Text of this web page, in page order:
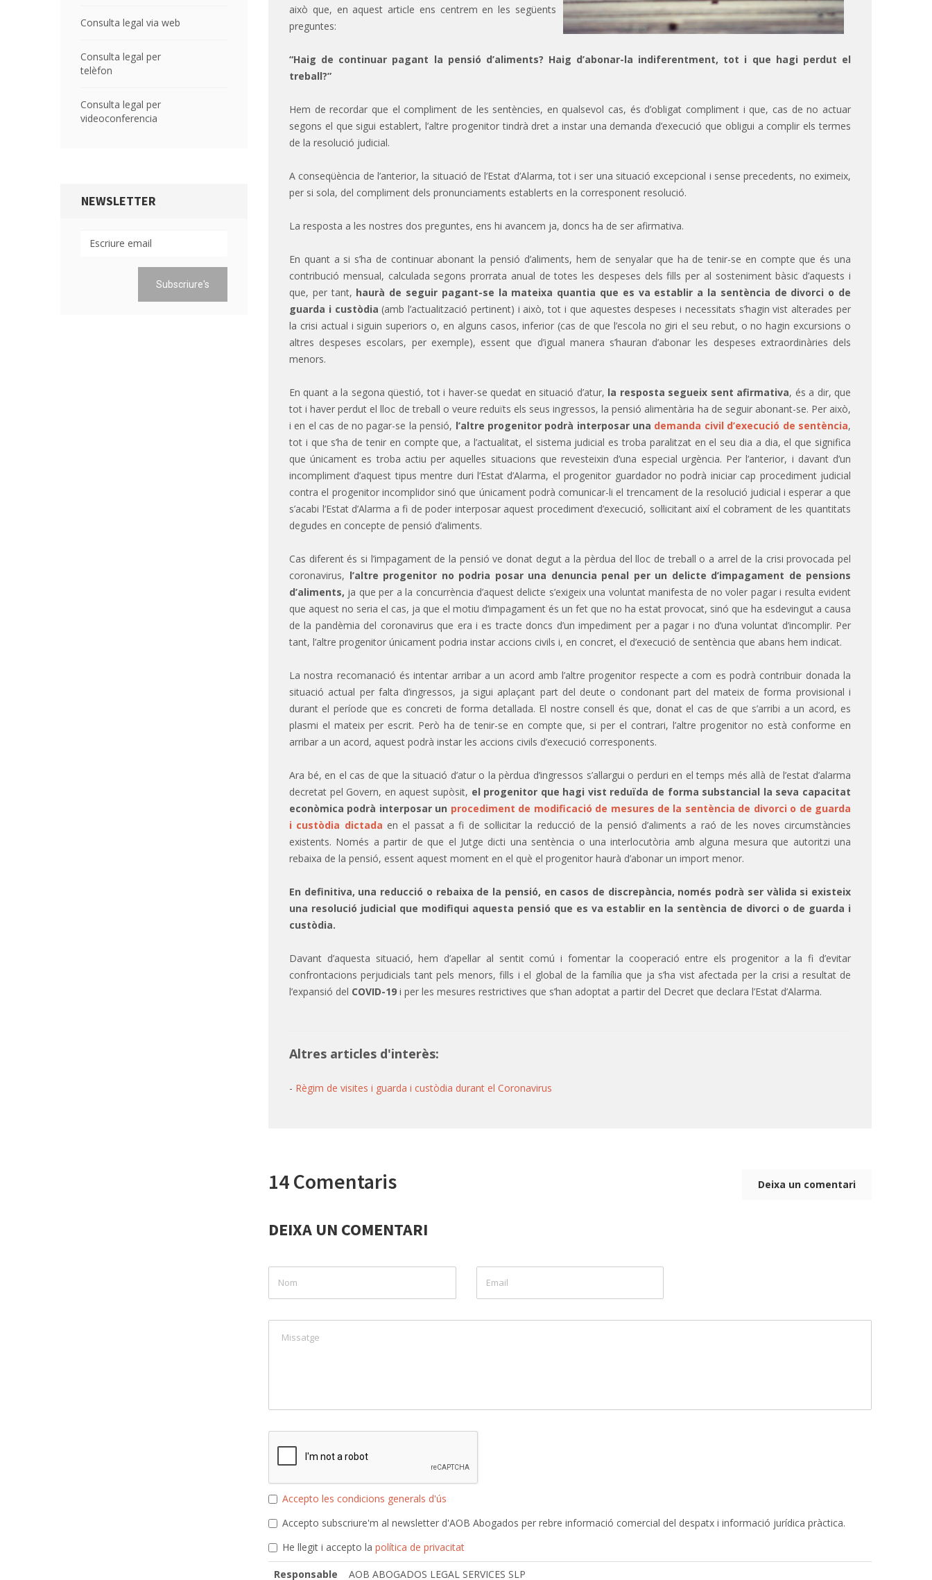
això que, en aquest article ens centrem en les següents
preguntes:
“Haig de continuar pagant la pensió d’aliments? Haig d’abonar-la indiferentment, tot i que hagi perdut el
treball?”
Hem de recordar que el compliment de les sentències, en qualsevol cas, és d’obligat compliment i que, cas de no actuar
segons el que sigui establert, l’altre progenitor tindrà dret a instar una demanda d’execució que obligui a complir els termes
de la resolució judicial.
A conseqüència de l’anterior, la situació de l’Estat d’Alarma, tot i ser una situació excepcional i sense precedents, no eximeix,
per si sola, del compliment dels pronunciaments establerts en la corresponent resolució.
La resposta a les nostres dos preguntes, ens hi avancem ja, doncs ha de ser afirmativa.
En quant a si s’ha de continuar abonant la pensió d’aliments, hem de senyalar que ha de tenir-se en compte que és una
contribució mensual, calculada segons prorrata anual de totes les despeses dels fills per al sosteniment bàsic d’aquests i
que, per tant, haurà de seguir pagant-se la mateixa quantia que es va establir a la sentència de divorci o de
guarda i custòdia (amb l’actualització pertinent) i això, tot i que aquestes despeses i necessitats s’hagin vist alterades per
la crisi actual i siguin superiors o, en alguns casos, inferior (cas de que l’escola no giri el seu rebut, o no hagin excursions o
altres despeses escolars, per exemple), essent que d’igual manera s’hauran d’abonar les despeses extraordinàries dels
menors.
En quant a la segona qüestió, tot i haver-se quedat en situació d’atur, la resposta segueix sent afirmativa, és a dir, que
tot i haver perdut el lloc de treball o veure reduïts els seus ingressos, la pensió alimentària ha de seguir abonant-se. Per això,
i en el cas de no pagar-se la pensió, l’altre progenitor podrà interposar una demanda civil d’execució de sentència,
tot i que s’ha de tenir en compte que, a l’actualitat, el sistema judicial es troba paralitzat en el seu dia a dia, el que significa
que únicament es troba actiu per aquelles situacions que revesteixin d’una especial urgència. Per l’anterior, i davant d’un
incompliment d’aquest tipus mentre duri l’Estat d’Alarma, el progenitor guardador no podrà iniciar cap procediment judicial
contra el progenitor incomplidor sinó que únicament podrà comunicar-li el trencament de la resolució judicial i esperar a que
s’acabi l’Estat d’Alarma a fi de poder interposar aquest procediment d’execució, sol·licitant així el cobrament de les quantitats
degudes en concepte de pensió d’aliments.
Cas diferent és si l’impagament de la pensió ve donat degut a la pèrdua del lloc de treball o a arrel de la crisi provocada pel
coronavirus, l’altre progenitor no podria posar una denuncia penal per un delicte d’impagament de pensions
d’aliments, ja que per a la concurrència d’aquest delicte s’exigeix una voluntat manifesta de no voler pagar i resulta evident
que aquest no seria el cas, ja que el motiu d’impagament és un fet que no ha estat provocat, sinó que ha esdevingut a causa
de la pandèmia del coronavirus que era i es tracte doncs d’un impediment per a pagar i no d’una voluntat d’incomplir. Per
tant, l’altre progenitor únicament podria instar accions civils i, en concret, el d’execució de sentència que abans hem indicat.
La nostra recomanació és intentar arribar a un acord amb l’altre progenitor respecte a com es podrà contribuir donada la
situació actual per falta d’ingressos, ja sigui aplaçant part del deute o condonant part del mateix de forma provisional i
durant el període que es concreti de forma detallada. El nostre consell és que, donat el cas de que s’arribi a un acord, es
plasmi el mateix per escrit. Però ha de tenir-se en compte que, si per el contrari, l’altre progenitor no està conforme en
arribar a un acord, aquest podrà instar les accions civils d’execució corresponents.
Ara bé, en el cas de que la situació d’atur o la pèrdua d’ingressos s’allargui o perduri en el temps més allà de l’estat d’alarma
decretat pel Govern, en aquest supòsit, el progenitor que hagi vist reduïda de forma substancial la seva capacitat
econòmica podrà interposar un procediment de modificació de mesures de la sentència de divorci o de guarda
i custòdia dictada en el passat a fi de sol·licitar la reducció de la pensió d’aliments a raó de les noves circumstàncies
existents. Només a partir de que el Jutge dicti una sentència o una interlocutòria amb alguna mesura que autoritzi una
rebaixa de la pensió, essent aquest moment en el què el progenitor haurà d’abonar un import menor.
En definitiva, una reducció o rebaixa de la pensió, en casos de discrepància, només podrà ser vàlida si existeix
una resolució judicial que modifiqui aquesta pensió que es va establir en la sentència de divorci o de guarda i
custòdia.
Davant d’aquesta situació, hem d’apel·lar al sentit comú i fomentar la cooperació entre els progenitor a la fi d’evitar
confrontacions perjudicials tant pels menors, fills i el global de la família que ja s’ha vist afectada per la crisi a resultat de
l’expansió del COVID-19 i per les mesures restrictives que s’han adoptat a partir del Decret que declara l’Estat d’Alarma.
Altres articles d'interès:
- Règim de visites i guarda i custòdia durant el Coronavirus
14 Comentaris Deixa un comentari
DEIXA UN COMENTARI
Accepto les condicions generals d'ús
Accepto subscriure'm al newsletter d'AOB Abogados per rebre informació comercial del despatx i informació jurídica pràctica.
He llegit i accepto la política de privacitat
Responsable AOB ABOGADOS LEGAL SERVICES SLP
Consulta legal via web
Consulta legal per
telèfon
Consulta legal per
videoconferencia
NEWSLETTER